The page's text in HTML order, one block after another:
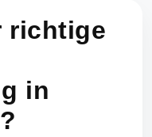
richtige
in